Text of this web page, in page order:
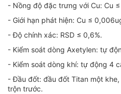
- Nồng độ đặc trưng với Cu: Cu
- Giới hạn phát hiện: Cu ≤
- Độ chính xác: RSD ≤ 0,6%.
- Kiểm soát dòng Axetylen: tự
- Kiểm soát dòng khí: tự động 4
- Đầu đốt: đầu đốt Titan một
trộn trước.